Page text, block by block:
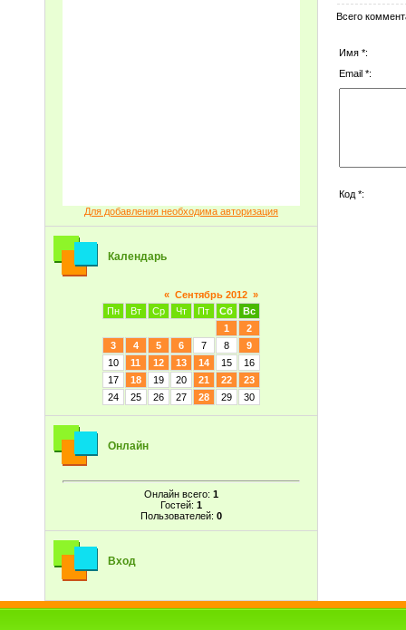
Для добавления необходима авторизация
Календарь
« Сентябрь 2012 »
Пн
Вт Ср Чт Пт Сб
Вс
1
2
3
4 5 6 7 8
9
10
11 12 13 14 15
16
17
18 19 20 21 22
23
24
25 26 27 28 29 30
Онлайн
Онлайн всего: 1
Гостей: 1
Пользователей: 0
Вход
Всего
Имя *:
Email *:
Код *: